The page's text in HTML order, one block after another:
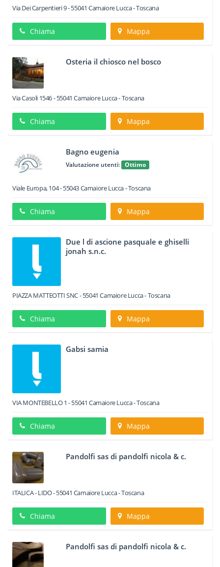
Via Dei Carpentieri 9-55041 CamaioreLucca -Toscana
Chiama Mappa
Osteria il chiosco nel bosco
Via Casoli 1546-55041 CamaioreLucca -Toscana
Chiama Mappa
Bagno eugenia
Valutazione utenti: Ottimo
Viale Europa, 104-55043CamaioreLucca -Toscana
Chiama Mappa
Due l di ascione pasquale e ghiselli
jonah s.n.c.
PIAZZA MATTEOTTI SNC-55041 CamaioreLucca -Toscana
Chiama Mappa
Gabsi samia
VIA MONTEBELLO 1 -55041 CamaioreLucca -Toscana
Chiama Mappa
Pandolfi sas di pandolfi nicola & c.
ITALICA - LIDO-55041 CamaioreLucca -Toscana
Chiama Mappa
Pandolfi sas di pandolfi nicola & c.